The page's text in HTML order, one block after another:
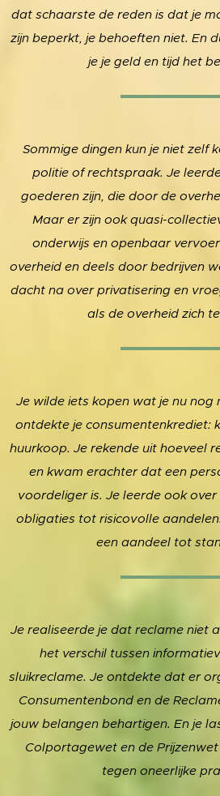
dat schaarste de reden is dat je
zijn beperkt, je behoeften niet. En
je je geld en tijd het
Sommige dingen kun je niet zelf
politie of rechtspraak. Je
goederen zijn, die door de
Maar er zijn ook quasi-
onderwijs en openbaar
overheid en deels door bedrijven
dacht na over privatisering en
als de overheid zich
Je wilde iets kopen wat je nu nog
ontdekte je consumentenkrediet:
huurkoop. Je rekende uit hoeveel
en kwam erachter dat een
voordeliger is. Je leerde ook
obligaties tot risicovolle
een aandeel tot
Je realiseerde je dat reclame niet
het verschil tussen
sluikreclame. Je ontdekte dat er
Consumentenbond en de
jouw belangen behartigen. En je
Colportagewet en de
tegen oneerlijke